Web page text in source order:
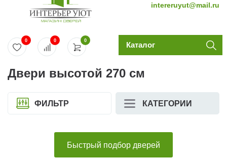
intereruyut@mail.ru
0
0 0 Каталог
Двери высотой 270 см
ФИЛЬТР КАТЕГОРИИ
Быстрый подбор дверей